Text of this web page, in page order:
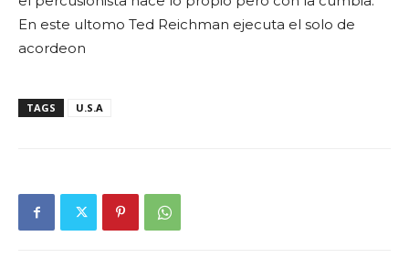
En este ultomo Ted Reichman ejecuta el solo de
acordeon
TAGS U.S.A